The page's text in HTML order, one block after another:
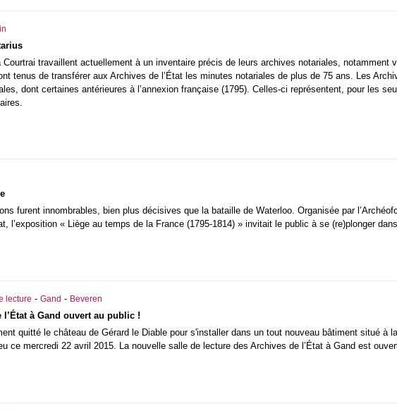
Courtrai travaillent actuellement à un inventaire précis de leurs archives notariales, notamment
tenus de transférer aux Archives de l’État les minutes notariales de plus de 75 ans. Les
dont certaines antérieures à l’annexion française (1795). Celles-ci représentent, pour les
furent innombrables, bien plus décisives que la bataille de Waterloo. Organisée par
l’exposition « Liège au temps de la France (1795-1814) » invitait le public à se (re)plonger
lecture - Gand - Beveren
à Gand ouvert au public !
quitté le château de Gérard le Diable pour s'installer dans un tout nouveau bâtiment situé à
ce mercredi 22 avril 2015. La nouvelle salle de lecture des Archives de l’État à Gand est